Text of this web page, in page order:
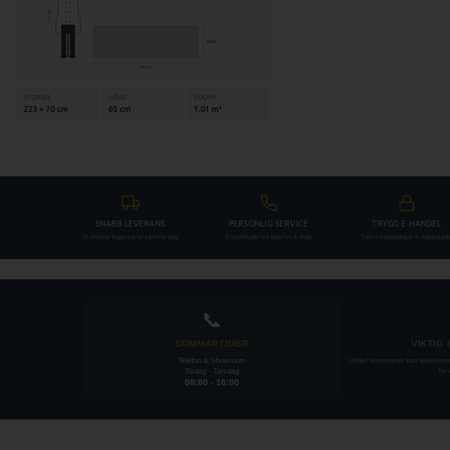
175 cm
65 cm
223 cm
STORLEK
223 × 70 cm
HÖJD
65 cm
VOLYM
1.01 m³
SNABB LEVERANS
Vi skickar lagervaror samma dag
PERSONLIG SERVICE
Experthjälp via telefon & mail
TRYGG E-HANDEL
Säkra betalningar &
📞
SOMMARTIDER
Telefon & Showroom
Tisdag - Torsdag
08:00 - 16:00
VIKTIG
Under sommaren kan
för